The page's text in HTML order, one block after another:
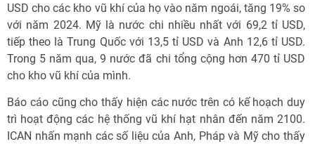
USD cho các kho vũ khí của họ vào năm ngoái, tăng 19% so
với năm 2024. Mỹ là nước chi nhiều nhất với 69,2 tỉ USD,
tiếp theo là Trung Quốc với 13,5 tỉ USD và Anh 12,6 tỉ USD.
Trong 5 năm qua, 9 nước đã chi tổng cộng hơn 470 tỉ USD
cho kho vũ khí của mình.
Báo cáo cũng cho thấy hiện các nước trên có kế hoạch duy
trì hoạt động các hệ thống vũ khí hạt nhân đến năm 2100.
ICAN nhấn mạnh các số liệu của Anh, Pháp và Mỹ cho thấy